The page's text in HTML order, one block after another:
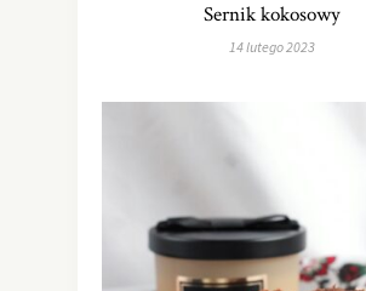
Sernik kokosowy
14 lutego 2023